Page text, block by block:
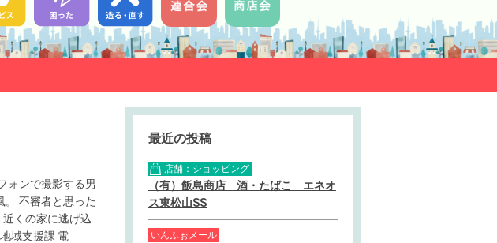
ォンで撮影する男
不審者と思った
くの家に逃げ込
域支援課 電
最近の投稿
店舗：ショッピング
（有）飯島商店 酒・たばこ エネオ
ス東松山SS
いんふぉメール